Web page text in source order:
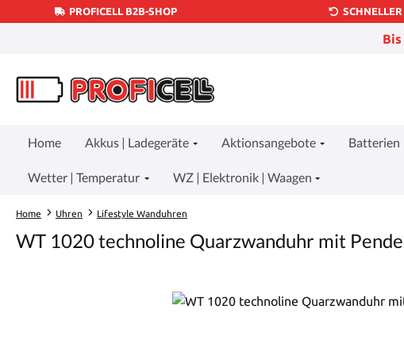
Hauptinhalt springen
Zur Suche springen
Zur Hauptnavigation springen
PROFICELL B2B-SHOP
Home Akkus | Ladegeräte Aktionsangebote Batterien
Wetter | Temperatur WZ | Elektronik | Waagen
Home Uhren Lifestyle Wanduhren
WT 1020 technoline Quarzwanduhr mit